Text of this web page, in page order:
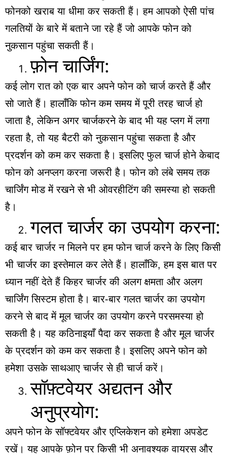
फोनको खराब या धीमा कर सकती हैं। हम आपको ऐसी पांच
गलतियों के बारे में बताने जा रहे हैं जो आपके फोन को
नुकसान पहुंचा सकती हैं।
फ़ोन चार्जिंग:
कई लोग रात को एक बार अपने फोन को चार्ज करते हैं और
सो जाते हैं। हालाँकि फोन कम समय में पूरी तरह चार्ज हो
जाता है, लेकिन अगर चार्जकरने के बाद भी यह प्लग में लगा
रहता है, तो यह बैटरी को नुकसान पहुंचा सकता है और
प्रदर्शन को कम कर सकता है। इसलिए फुल चार्ज होने केबाद
फोन को अनप्लग करना जरूरी है। फोन को लंबे समय तक
चार्जिंग मोड में रखने से भी ओवरहीटिंग की समस्या हो सकती
है।
गलत चार्जर का उपयोग करना:
कई बार चार्जर न मिलने पर हम फोन चार्ज करने के लिए किसी
भी चार्जर का इस्तेमाल कर लेते हैं। हालाँकि, हम इस बात पर
ध्यान नहीं देते हैं किहर चार्जर की अलग क्षमता और अलग
चार्जिंग सिस्टम होता है। बार-बार गलत चार्जर का उपयोग
करने से बाद में मूल चार्जर का उपयोग करने परसमस्या हो
सकती है। यह कठिनाइयाँ पैदा कर सकता है और मूल चार्जर
के प्रदर्शन को कम कर सकता है। इसलिए अपने फोन को
हमेशा उसके साथआए चार्जर से ही चार्ज करें।
सॉफ़्टवेयर अद्यतन और
अनुप्रयोग:
अपने फोन के सॉफ्टवेयर और एप्लिकेशन को हमेशा अपडेट
रखें। यह आपके फ़ोन पर किसी भी अनावश्यक वायरस और